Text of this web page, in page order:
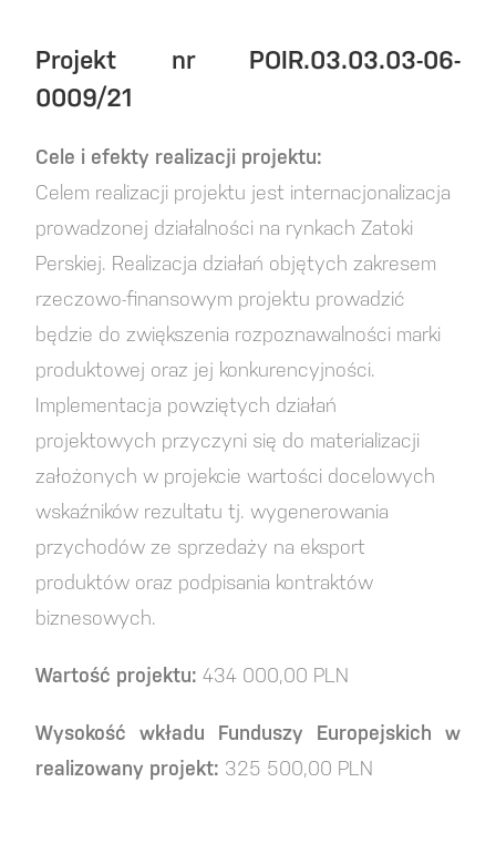
Projekt nr POIR.03.03.03-06-
0009/21
Cele i efekty realizacji projektu:
Celem realizacji projektu jest internacjonalizacja
prowadzonej działalności na rynkach Zatoki
Perskiej. Realizacja działań objętych zakresem
rzeczowo-finansowym projektu prowadzić
będzie do zwiększenia rozpoznawalności marki
produktowej oraz jej konkurencyjności.
Implementacja powziętych działań
projektowych przyczyni się do materializacji
założonych w projekcie wartości docelowych
wskaźników rezultatu tj. wygenerowania
przychodów ze sprzedaży na eksport
produktów oraz podpisania kontraktów
biznesowych.
Wartość projektu:434 000,00 PLN
Wysokość wkładu Funduszy Europejskich w
realizowany projekt: 325 500,00 PLN